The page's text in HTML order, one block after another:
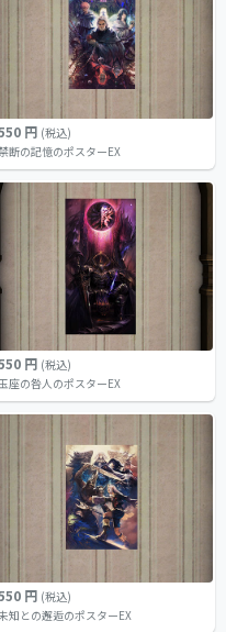
円 (税込)
断の記憶のポスターEX
円 (税込)
座の咎人のポスターEX
円 (税込)
知との邂逅のポスターEX